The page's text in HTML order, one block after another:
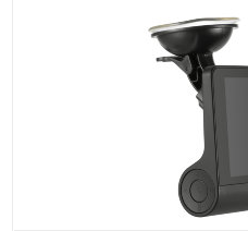
заднего вида. В комплект
видеокабель для подключения
видеорегистратору и прокладки
обшивкой автомобиля.
подключается в AV разъем на
питания выносной камеры
огням автомобиля. Таким
передачи включаются задние
активируется камера заднего
заднего вида, экран